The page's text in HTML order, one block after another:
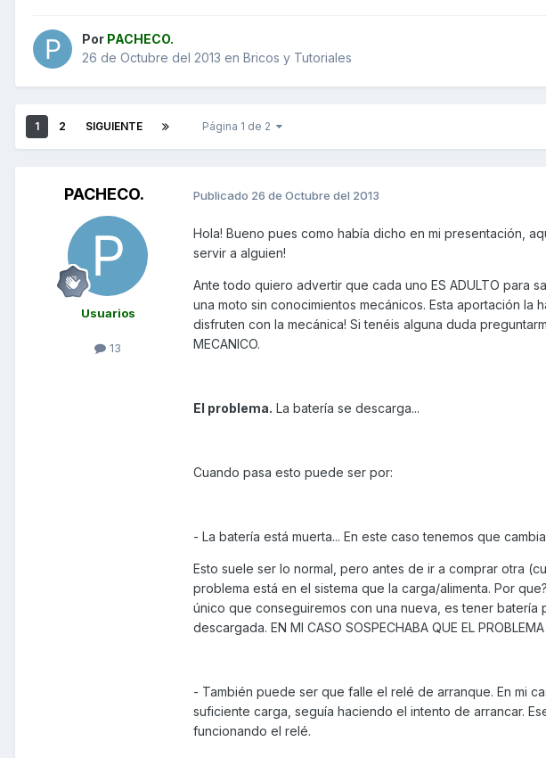
Por PACHECO.
26 de Octubre del 2013 en Bricos y Tutoriales
1 2 SIGUIENTE Página 1 de 2
PACHECO.
Usuarios
13
Publicado 26 de Octubre del 2013
Hola! Bueno pues como había dicho en mi presentación,
servir a alguien!
Ante todo quiero advertir que cada uno ES ADULTO para
una moto sin conocimientos mecánicos. Esta aportación
disfruten con la mecánica! Si tenéis alguna duda
MECANICO.
El problema. La batería se descarga...
Cuando pasa esto puede ser por:
- La batería está muerta... En este caso tenemos que
Esto suele ser lo normal, pero antes de ir a comprar otra
problema está en el sistema que la carga/alimenta. Por
único que conseguiremos con una nueva, es tener batería
descargada. EN MI CASO SOSPECHABA QUE EL
- También puede ser que falle el relé de arranque. En mi
suficiente carga, seguía haciendo el intento de arrancar.
funcionando el relé.